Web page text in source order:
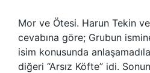
Mor ve Ötesi. Harun Tekin ve
cevabına göre; Grubun
isim konusunda
diğeri “Arsız Köfte” idi.